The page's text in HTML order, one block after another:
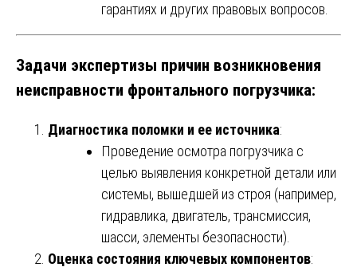
гарантиях и других правовых вопросов.
Задачи экспертизы причин возникновения
неисправности фронтального погрузчика:
Диагностика поломки и ее источника:
Проведение осмотра погрузчика с
целью выявления конкретной детали или
системы, вышедшей из строя (например,
гидравлика, двигатель, трансмиссия,
шасси, элементы безопасности).
Оценка состояния ключевых компонентов: